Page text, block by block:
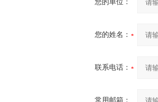
您的单位：
您的姓名：
联系电话：
常用邮箱：